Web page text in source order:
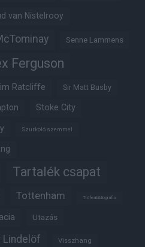
van Nistelrooy
Senne Lammens
Ferguson
Ratcliffe Sir Matt Busby
Stoke City
Szurkoló szemmel
Tartalék csapat
Tottenham Trófeabibliográfia
Utazás
Lindelöf Visszhang